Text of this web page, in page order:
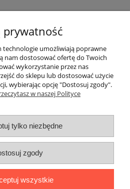
i promocjach.
zgodnie z nasząpolityką
ogólne
Zakupy
Zwroty
prywatność
technologie umożliwiają poprawne
nam dostosować ofertę do Twoich
wykorzystanie przez nas
do sklepu lub dostosować użycie
wybierając opcję "Dostosuj zgody".
w naszej Polityce
tylko niezbędne
zgody
wszystkie